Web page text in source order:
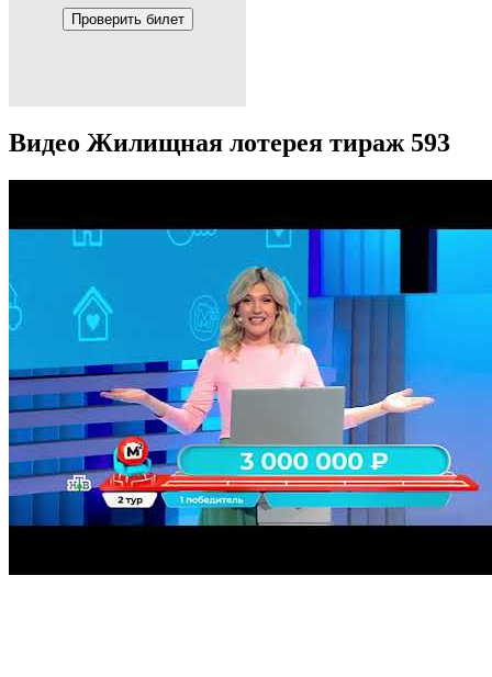
Проверить билет
Видео Жилищная лотерея тираж 593